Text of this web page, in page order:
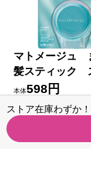
ストア在庫わずか！
マトメージュ
髪スティック
ーホールド １３
本体598円
税率10％ 657円（税込）
（1）
今すぐのご注文で最